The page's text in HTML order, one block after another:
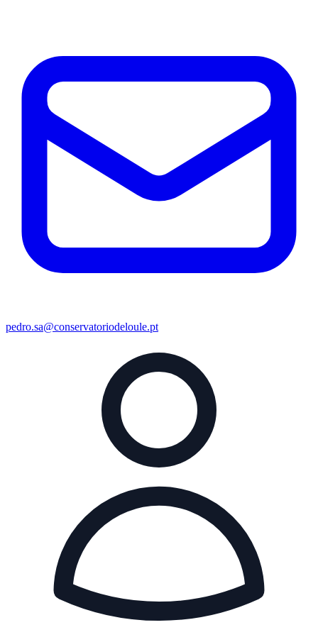
pedro.sa@conservatoriodeloule.pt